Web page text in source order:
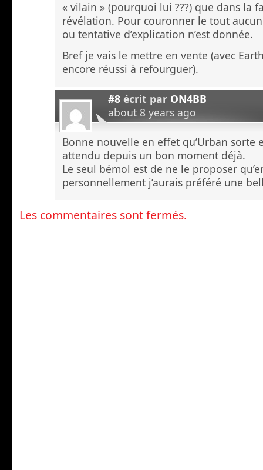
« vilain » (pourquoi lui ???) que dans la
révélation. Pour couronner le tout
ou tentative d’explication n’est donnée.
Bref je vais le mettre en vente (avec
encore réussi à refourguer).
#8 écrit par ON4BB
about 8 years ago
Bonne nouvelle en effet qu’Urban sorte
attendu depuis un bon moment déjà.
Le seul bémol est de ne le proposer
personnellement j’aurais préféré une
Les commentaires sont fermés.